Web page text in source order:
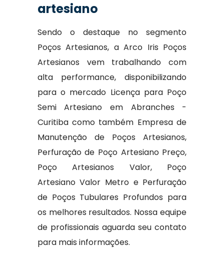
artesiano
Sendo o destaque no segmento
Poços Artesianos, a Arco Iris Poços
Artesianos vem trabalhando com
alta performance, disponibilizando
para o mercado Licença para Poço
Semi Artesiano em Abranches -
Curitiba como também Empresa de
Manutenção de Poços Artesianos,
Perfuração de Poço Artesiano Preço,
Poço Artesianos Valor, Poço
Artesiano Valor Metro e Perfuração
de Poços Tubulares Profundos para
os melhores resultados. Nossa equipe
de profissionais aguarda seu contato
para mais informações.